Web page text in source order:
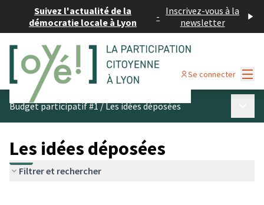
Suivez l'actualité de la
démocratie locale à Lyon
- Inscrivez-vous à la
newsletter
Se connecter
Budget participatif #1/Les idées déposées
Les idées déposées
Filtrer et rechercher